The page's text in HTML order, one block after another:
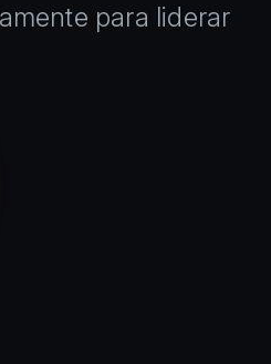
para liderar